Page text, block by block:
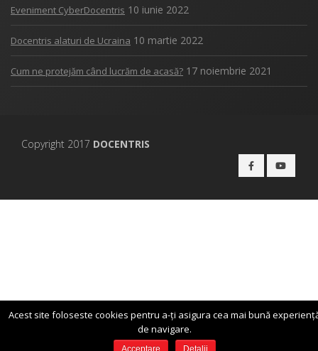
Eveniment CyberDocentris 10 iunie 2022
Docentris alaturi de Ucraina 10 martie 2022
Cum ne protejăm când lucrăm de acasă? 17 noiembrie 2021
Copyright 2017 DOCENTRIS
Acest site foloseste cookies pentru a-ți asigura cea mai bună
de navigare.
Acceptare Detalii